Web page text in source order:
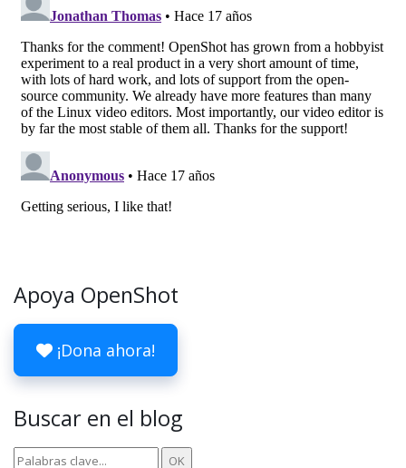
Apoya OpenShot
¡Dona ahora!
Buscar en el blog